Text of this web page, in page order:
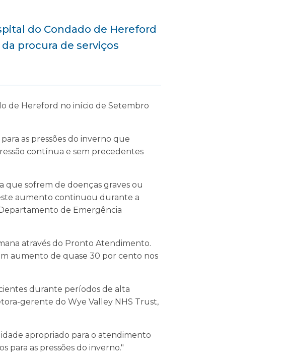
do Condado de Hereford
procura de serviços
de Hereford no início de Setembro
as pressões do inverno que
contínua e sem precedentes
sofrem de doenças graves ou
aumento continuou durante a
de Emergência
através do Pronto Atendimento.
aumento de quase 30 por cento nos
durante períodos de alta
gerente do Wye Valley NHS Trust,
apropriado para o atendimento
para as pressões do inverno."